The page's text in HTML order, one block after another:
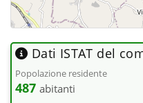
Dati ISTAT del
Popolazione residente
487 abitanti